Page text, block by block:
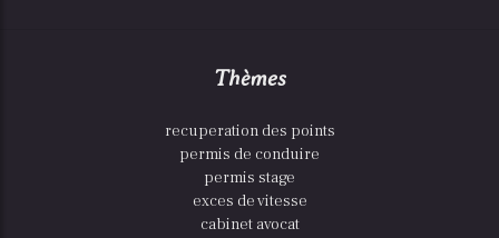
Thèmes
recuperation des points
permis de conduire
permis stage
exces de vitesse
cabinet avocat